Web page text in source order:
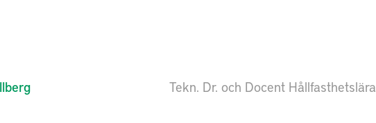
Tekn. Dr. och Docent Hållfasthetslära